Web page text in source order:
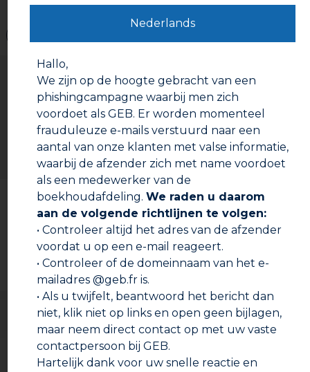
Gebruiksaanwijzing
Voorbereiding :
Borstel indien nodig de bevestigingen
om eventuele hechtende deeltjes te verwijderen.
Ontvet met een oplosmiddel zoals aceton,
ethylacetaat of alcohol (vermijd vette oplosmiddelen
zoals terpentine) en maak vervolgens de twee te
monteren gedeeltes droog.
Gebruiksaanwijzing :Breng het product aan op de
eerste 4 schroefdraden van het mannelijke gedeelte
en strijk het product glad om luchtbellen te
voorkomen. Het product moet over de gehele omtrek
van de bevestiging worden aangebracht. Schroef het
vrouwelijke gedeelte vast. Breng voor bevestigingen
met een taps toelopend mannelijk gedeelte (ISO 7)
een voorspanning aan (tot 50 Nm voor een 1″
bevestiging en tot 100 Nm voor een 2″ bevestiging).
Zorg ervoor dat er minimaal 4 draden aangrijpen. Veeg
overtollig product weg. Laat de benodigde tijd
polymeriseren: Afhankelijk van de toegepaste druk 15
minuten tot 2 uur.
Documentatie om te downloaden
Technische fiche
Veiligheidsinformatieblad
Nederlands
Hallo,
We zijn op de hoogte gebracht van een
phishingcampagne waarbij men zich
voordoet als GEB. Er worden momenteel
frauduleuze e-mails verstuurd naar een
aantal van onze klanten met valse informatie,
waarbij de afzender zich met name voordoet
als een medewerker van de
boekhoudafdeling. We raden u daarom
aan de volgende richtlijnen te volgen:
• Controleer altijd het adres van de afzender
voordat u op een e-mail reageert.
• Controleer of de domeinnaam van het e-
mailadres @geb.fr is.
• Als u twijfelt, beantwoord het bericht dan
niet, klik niet op links en open geen bijlagen,
maar neem direct contact op met uw vaste
contactpersoon bij GEB.
Hartelijk dank voor uw snelle reactie en